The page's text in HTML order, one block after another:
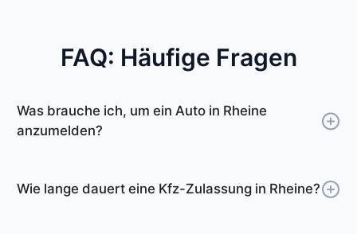
FAQ: Häufige Fragen
Was brauche ich, um ein Auto in Rheine
anzumelden?
Zulassungsbescheinigung Teil I und Teil II, einen
Wie lange dauert eine Kfz-Zulassung in Rheine?